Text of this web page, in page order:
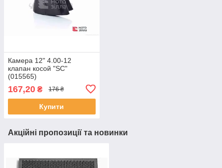
Камера 12" 4.00-12
клапан косой "SC"
(015565)
167,20 ₴ 176 ₴
Купити
Акційні пропозиції та новинки